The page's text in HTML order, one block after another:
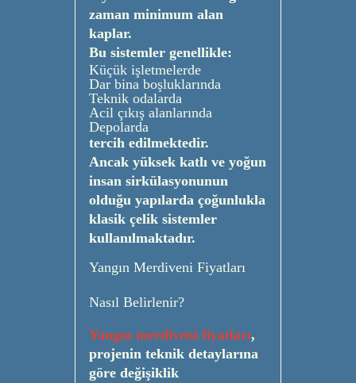
zaman minimum alan
kaplar.
Bu sistemler genellikle:
Küçük işletmelerde
Dar bina boşluklarında
Teknik odalarda
Acil çıkış alanlarında
Depolarda
tercih edilmektedir.
Ancak yüksek katlı ve yoğun
insan sirkülasyonunun
olduğu yapılarda çoğunlukla
klasik çelik sistemler
kullanılmaktadır.
Yangın Merdiveni Fiyatları
Nasıl Belirlenir?
Yangın merdiveni fiyatları,
projenin teknik detaylarına
göre değişiklik